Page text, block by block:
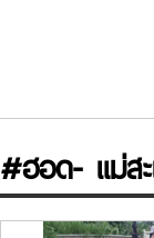
#ฮอด- แม่สะ